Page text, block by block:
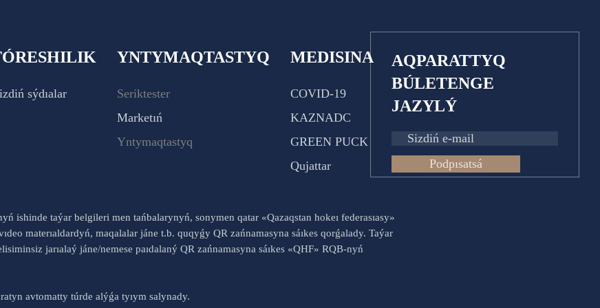
sýdıalar
YNTYMAQTASTYQ
Seriktester
Marketıń
Yntymaqtastyq
MEDISINA
COVID-19
KAZNADC
GREEN PUCK
Qujattar
AQPARATTYQ
BÚLETENGE
JAZYLÝ
Podpısatsá
ishinde taýar belgileri men tańbalarynyń, sonymen qatar «Qazaqstan hokeı federasıasy»
materıaldardyń, maqalalar jáne t.b. quqyǵy QR zańnamasyna sáıkes qorǵalady. Taýar
jarıalaý jáne/nemese paıdalaný QR zańnamasyna sáıkes «QHF» RQB-nyń
avtomatty túrde alýǵa tyıym salynady.